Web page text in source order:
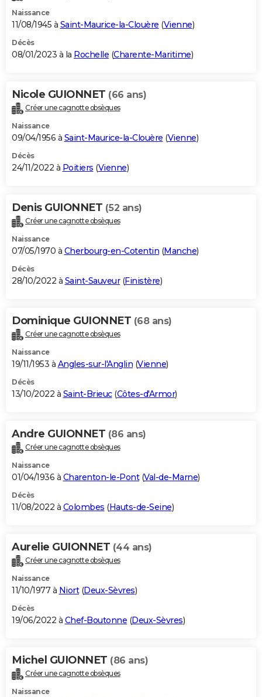
Naissance
11/08/1945 à Saint-Maurice-la-Clouère (Vienne)
Décès
08/01/2023 à la Rochelle (Charente-Maritime)
Nicole GUIONNET (66 ans)
Créer une cagnotte obsèques
Naissance
09/04/1956 à Saint-Maurice-la-Clouère (Vienne)
Décès
24/11/2022 à Poitiers (Vienne)
Denis GUIONNET (52 ans)
Créer une cagnotte obsèques
Naissance
07/05/1970 à Cherbourg-en-Cotentin (Manche)
Décès
28/10/2022 à Saint-Sauveur(Finistère)
Dominique GUIONNET (68 ans)
Créer une cagnotte obsèques
Naissance
19/11/1953 à Angles-sur-l'Anglin (Vienne)
Décès
13/10/2022 à Saint-Brieuc(Côtes-d'Armor)
Andre GUIONNET (86 ans)
Créer une cagnotte obsèques
Naissance
01/04/1936 à Charenton-le-Pont(Val-de-Marne)
Décès
11/08/2022 à Colombes (Hauts-de-Seine)
Aurelie GUIONNET (44 ans)
Créer une cagnotte obsèques
Naissance
11/10/1977 à Niort(Deux-Sèvres)
Décès
19/06/2022 à Chef-Boutonne (Deux-Sèvres)
Michel GUIONNET (86 ans)
Créer une cagnotte obsèques
Naissance